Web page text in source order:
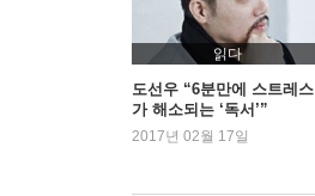
읽다
도선우 “6분만에 스트레스
가 해소되는 ‘독서’”
2017년 02월 17일